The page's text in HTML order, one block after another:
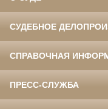
СУДЕБНОЕ
СПРАВОЧНАЯ
ПРЕСС-СЛУЖБА